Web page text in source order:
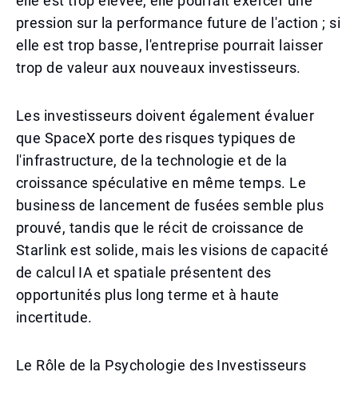
pression sur la performance future de l'action ; si
elle est trop basse, l'entreprise pourrait laisser
trop de valeur aux nouveaux investisseurs.
Les investisseurs doivent également évaluer
que SpaceX porte des risques typiques de
l'infrastructure, de la technologie et de la
croissance spéculative en même temps. Le
business de lancement de fusées semble plus
prouvé, tandis que le récit de croissance de
Starlink est solide, mais les visions de capacité
de calcul IA et spatiale présentent des
opportunités plus long terme et à haute
incertitude.
Le Rôle de la Psychologie des Investisseurs